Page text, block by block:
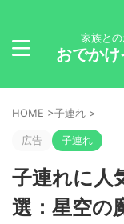
家族との
おでか
HOME >子連れ >
広告 子連れ
子連れに人
選：星空の